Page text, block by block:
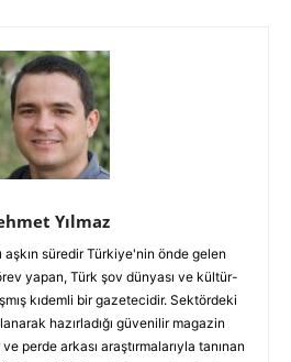
Yılmaz
aşkın süredir Türkiye'nin önde gelen
yapan, Türk şov dünyası ve kültür-
kıdemli bir gazetecidir. Sektördeki
hazırladığı güvenilir magazin
perde arkası araştırmalarıyla tanınan